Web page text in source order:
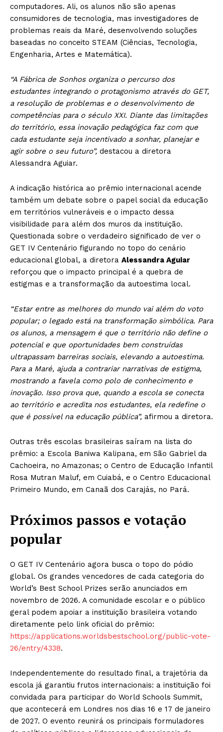
News Week
Magazine PRO
computadores. Ali, os alunos não são apenas
consumidores de tecnologia, mas investigadores de
problemas reais da Maré, desenvolvendo soluções
baseadas no conceito STEAM (Ciências, Tecnologia,
Engenharia, Artes e Matemática).
“A Fábrica de Sonhos organiza o percurso dos
estudantes integrando o protagonismo através do GET,
a resolução de problemas e o desenvolvimento de
competências para o século XXI. Diante das limitações
do território, essa inovação pedagógica faz com que
cada estudante seja incentivado a sonhar, planejar e
agir sobre o seu futuro”, destacou a diretora
Alessandra Aguiar.
A indicação histórica ao prêmio internacional acende
também um debate sobre o papel social da educação
em territórios vulneráveis e o impacto dessa
visibilidade para além dos muros da instituição.
Questionada sobre o verdadeiro significado de ver o
GET IV Centenário figurando no topo do cenário
educacional global, a diretora Alessandra Aguiar
reforçou que o impacto principal é a quebra de
estigmas e a transformação da autoestima local.
“Estar entre as melhores do mundo vai além do voto
popular; o legado está na transformação simbólica. Para
os alunos, a mensagem é que o território não define o
potencial e que oportunidades bem construídas
ultrapassam barreiras sociais, elevando a autoestima.
Para a Maré, ajuda a contrariar narrativas de estigma,
mostrando a favela como polo de conhecimento e
inovação. Isso prova que, quando a escola se conecta
ao território e acredita nos estudantes, ela redefine o
que é possível na educação pública”, afirmou a diretora.
Outras três escolas brasileiras saíram na lista do
prêmio: a Escola Baniwa Kalipana, em São Gabriel da
Cachoeira, no Amazonas; o Centro de Educação Infantil
Rosa Mutran Maluf, em Cuiabá, e o Centro Educacional
Primeiro Mundo, em Canaã dos Carajás, no Pará.
Próximos passos e votação
popular
O GET IV Centenário agora busca o topo do pódio
global. Os grandes vencedores de cada categoria do
World’s Best School Prizes serão anunciados em
novembro de 2026. A comunidade escolar e o público
geral podem apoiar a instituição brasileira votando
diretamente pelo link oficial do prêmio:
https://applications.worldsbestschool.org/public-vote-
26/entry/4338.
Independentemente do resultado final, a trajetória da
escola já garantiu frutos internacionais: a instituição foi
convidada para participar do World Schools Summit,
que acontecerá em Londres nos dias 16 e 17 de janeiro
de 2027. O evento reunirá os principais formuladores